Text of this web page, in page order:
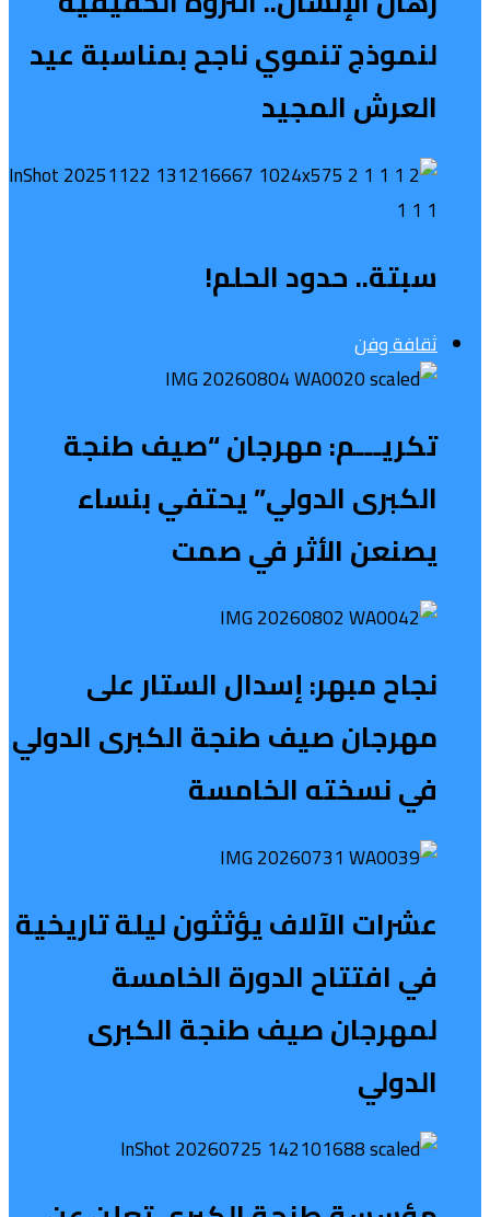
لنموذج تنموي ناجح بمناسبة عيد
العرش المجيد
سبتة.. حدود الحلم!
ثقافة وفن
تكريـــم: مهرجان “صيف طنجة
الكبرى الدولي” يحتفي بنساء
يصنعن الأثر في صمت
نجاح مبهر: إسدال الستار على
مهرجان صيف طنجة الكبرى الدولي
في نسخته الخامسة
عشرات الآلاف يؤثثون ليلة تاريخية
في افتتاح الدورة الخامسة
لمهرجان صيف طنجة الكبرى
الدولي